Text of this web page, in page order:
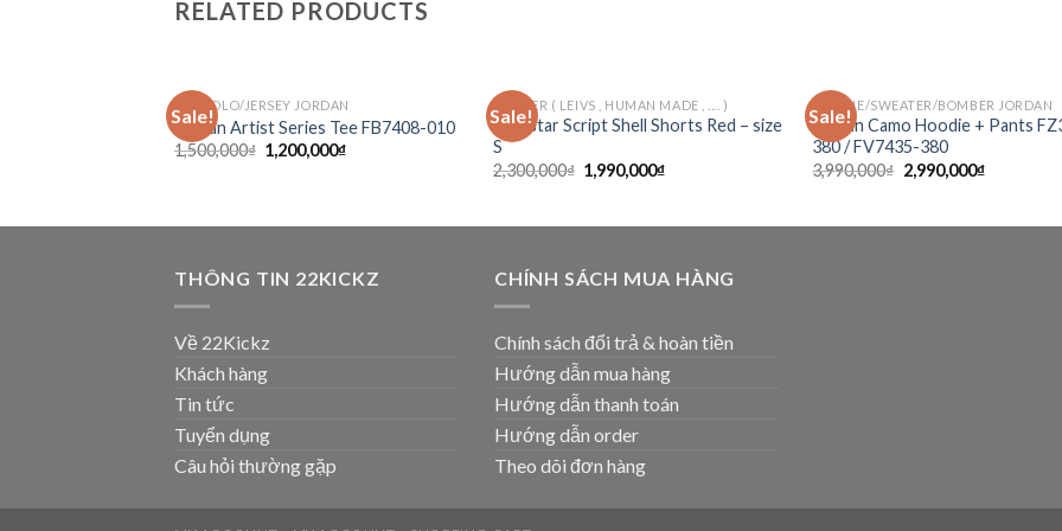
RELATED PRODUCTS
Sale!
Add to
wishlist
TEE/POLO/JERSEY JORDAN
Jordan Artist Series Tee FB7408-010
1,500,000₫ 1,200,000₫
Sale!
Add to
wishlist
ORTHER ( LEIVS , HUMAN MADE , .... )
Trapstar Script Shell Shorts Red – size
S
2,300,000₫ 1,990,000₫
Sale!
HOODIE/SWEATER/BOMBER JORDAN
Jordan Camo Hoodie + Pants
380 / FV7435-380
3,990,000₫ 2,990,000₫
THÔNG TIN 22KICKZ
Về 22Kickz
Khách hàng
Tin tức
Tuyển dụng
Câu hỏi thường gặp
CHÍNH SÁCH MUA HÀNG
Chính sách đổi trả & hoàn tiền
Hướng dẫn mua hàng
Hướng dẫn thanh toán
Hướng dẫn order
Theo dõi đơn hàng